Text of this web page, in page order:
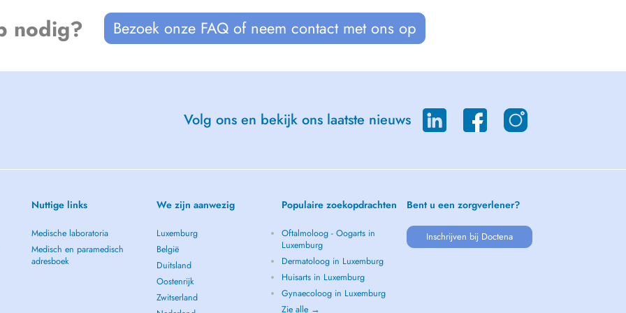
and specialised physiotherapy
as well as Parkinsons
postnatal pelvic floor therapy,
therapy, providing a
precise and
nodig? Bezoek onze FAQ of neem contact met ons op
Volg ons en bekijk ons laatste nieuws
Nuttige links
Medische laboratoria
Medisch en paramedisch
adresboek
We zijn aanwezig
Luxemburg
België
Duitsland
Oostenrijk
Zwitserland
Populaire zoekopdrachten
Oftalmoloog - Oogarts in
Luxemburg
Dermatoloog in Luxemburg
Huisarts in Luxemburg
Gynaecoloog in Luxemburg
Zie alle →
Bent u een zorgverlener?
Inschrijven bij Doctena